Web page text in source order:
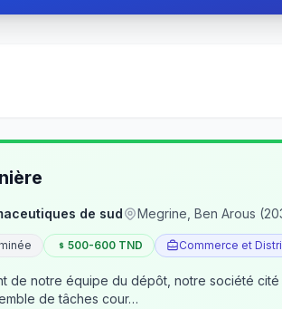
de sud Megrine, Ben Arous
500-600 TND Commerce et
de notre équipe du dépôt, notre société
de tâches cour…